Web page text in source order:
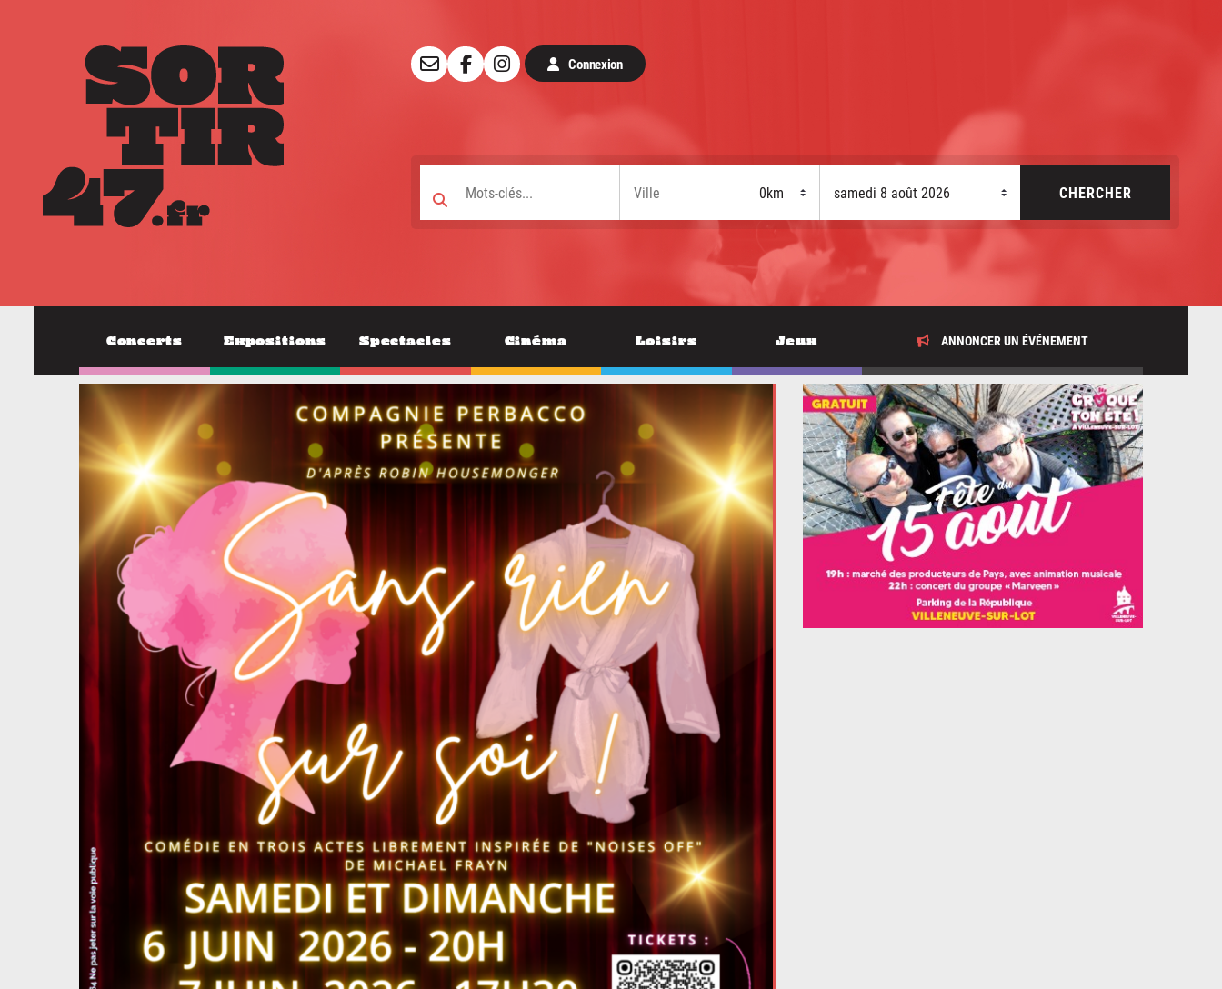
Connexion
Concerts Expositions Spectacles Cinéma Loisirs Jeux ANNONCER UN ÉVÉNEMENT